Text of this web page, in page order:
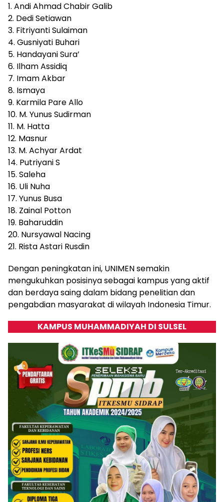
1. Andi Ahmad Chabir Galib
2. Dedi Setiawan
3. Fitriyanti Sulaiman
4. Gusniyati Buhari
5. Handayani Sura’
6. Ilham Assidiq
7. Imam Akbar
8. Ismaya
9. Karmila Pare Allo
10. M. Yunus Sudirman
11. M. Hatta
12. Masnur
13. M. Achyar Ardat
14. Putriyani S
15. Saleha
16. Uli Nuha
17. Yunus Busa
18. Zainal Potton
19. Baharuddin
20. Nursyawal Nacing
21. Rista Astari Rusdin
Dengan peningkatan ini, UNIMEN semakin
mengukuhkan posisinya sebagai kampus yang aktif
dan berdaya saing dalam bidang penelitian dan
pengabdian masyarakat di wilayah Indonesia Timur.
KAMPUS MUHAMMADIYAH DI SULSEL